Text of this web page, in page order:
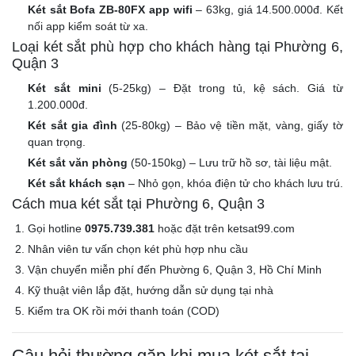
Két sắt Bofa ZB-80FX app wifi – 63kg, giá 14.500.000đ. Kết
nối app kiểm soát từ xa.
Loại két sắt phù hợp cho khách hàng tại Phường 6,
Quận 3
Két sắt mini (5-25kg) – Đặt trong tủ, kệ sách. Giá từ
1.200.000đ.
Két sắt gia đình (25-80kg) – Bảo vệ tiền mặt, vàng, giấy tờ
quan trọng.
Két sắt văn phòng (50-150kg) – Lưu trữ hồ sơ, tài liệu mật.
Két sắt khách sạn – Nhỏ gọn, khóa điện tử cho khách lưu trú.
Cách mua két sắt tại Phường 6, Quận 3
Gọi hotline 0975.739.381 hoặc đặt trên ketsat99.com
Nhân viên tư vấn chọn két phù hợp nhu cầu
Vận chuyển miễn phí đến Phường 6, Quận 3, Hồ Chí Minh
Kỹ thuật viên lắp đặt, hướng dẫn sử dụng tại nhà
Kiểm tra OK rồi mới thanh toán (COD)